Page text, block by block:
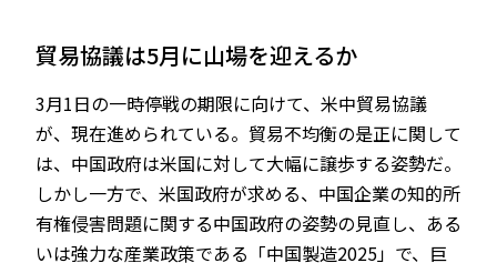
貿易協議は5月に山場を迎えるか
3月1日の一時停戦の期限に向けて、米中貿易協議
が、現在進められている。貿易不均衡の是正に関して
は、中国政府は米国に対して大幅に譲歩する姿勢だ。
しかし一方で、米国政府が求める、中国企業の知的所
有権侵害問題に関する中国政府の姿勢の見直し、ある
いは強力な産業政策である「中国製造2025」で、巨